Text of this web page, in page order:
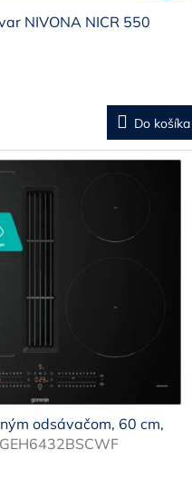
NIVONA NICR 550
Do košíka
odsávačom, 60 cm,
GEH6432BSCWF